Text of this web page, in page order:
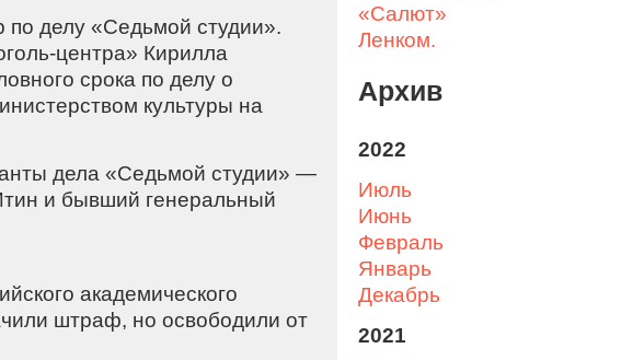
делу «Седьмой студии».
центра» Кирилла
срока по делу о
культуры на
дела «Седьмой студии» —
и бывший генеральный
академического
штраф, но освободили от
«Салют»
Ленком.
Архив
2022
июль
июнь
февраль
январь
декабрь
2021